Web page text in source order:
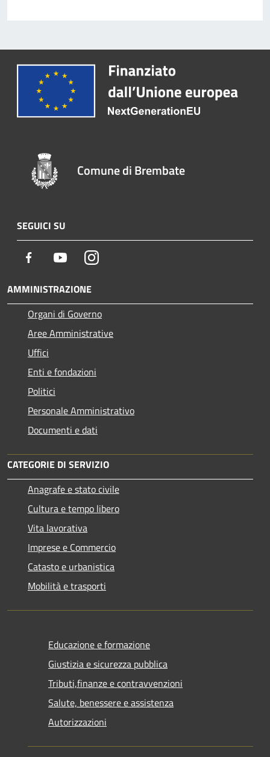
Comune di Brembate
SEGUICI SU
Facebook YoutubeInstagram
AMMINISTRAZIONE
Organi di Governo
Aree Amministrative
Uffici
Enti e fondazioni
Politici
Personale Amministrativo
Documenti e dati
CATEGORIE DI SERVIZIO
Anagrafe e stato civile
Cultura e tempo libero
Vita lavorativa
Imprese e Commercio
Catasto e urbanistica
Mobilità e trasporti
Educazione e formazione
Giustizia e sicurezza pubblica
Tributi,finanze e contravvenzioni
Salute, benessere e assistenza
Autorizzazioni